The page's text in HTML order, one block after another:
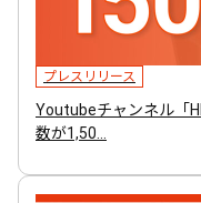
プレスリリース
Youtubeチャンネル「
数が1,50…